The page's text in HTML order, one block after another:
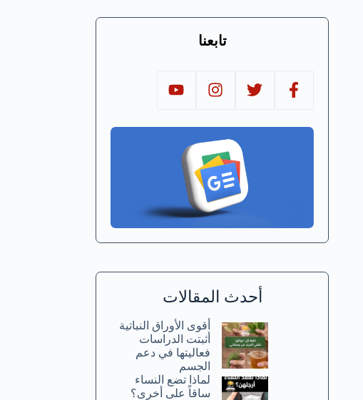
تابعنا
أحدث المقالات
أقوى الأوراق النباتية
أثبتت الدراسات
فعاليتها في دعم
الجسم
لماذا تضع النساء
ساقاً على أخرى؟